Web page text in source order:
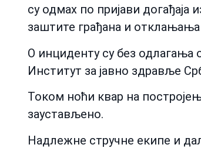
су одмах по пријави
заштите грађана и отклањања
О инциденту су без
Институт за јавно здравље
Током ноћи квар на
заустављено.
Надлежне стручне екипе и